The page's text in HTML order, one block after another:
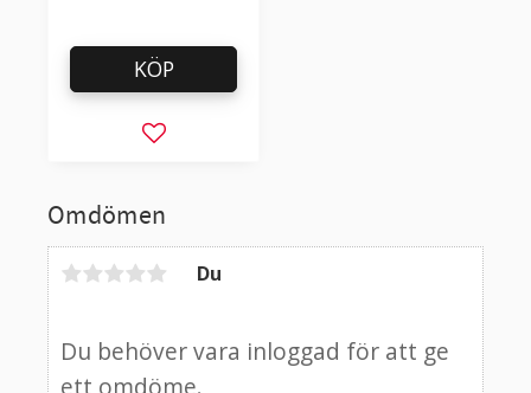
Omdömen
Du
Lägg till i favoriter
KÖP